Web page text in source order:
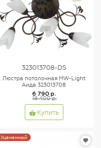
323013708-DS
Люстра потолочная MW-Light
Аида 323013708
6 790 р.
19 400 р.
Купить
Уцененный